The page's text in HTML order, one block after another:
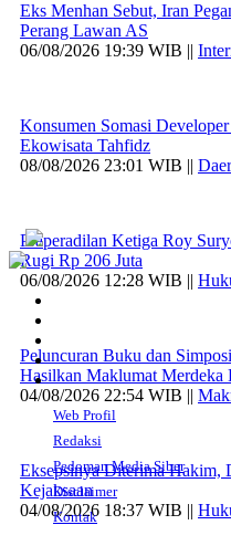
Eks Menhan Sebut, Iran
Perang Lawan AS
06/08/2026 19:39 WIB ||
Konsumen Somasi
Ekowisata Tahfidz
08/08/2026 23:01 WIB ||
Praperadilan Ketiga Roy
Rugi Rp 206 Juta
06/08/2026 12:28 WIB ||
Peluncuran Buku dan
Hasilkan Maklumat Merdeka
04/08/2026 22:54 WIB ||
Eksepsinya Diterima Hakim,
Kejaksaan
04/08/2026 18:37 WIB ||
Web Profil
Redaksi
Pedoman Media Siber
Disclaimer
Kontak